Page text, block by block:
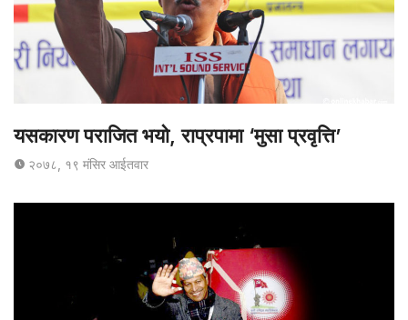
यसकारण पराजित भयो, राप्रपामा ‘मुसा प्रवृत्ति’
२०७८, १९ मंसिर आईतवार